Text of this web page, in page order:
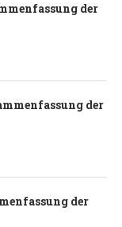
der
der
der